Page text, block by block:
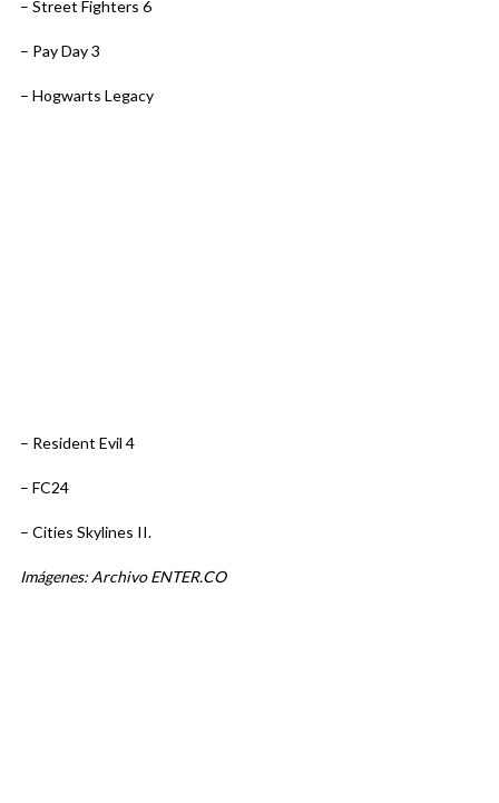
– Street Fighters 6
– Pay Day 3
– Hogwarts Legacy
– Resident Evil 4
– FC24
– Cities Skylines II.
Imágenes: Archivo ENTER.CO